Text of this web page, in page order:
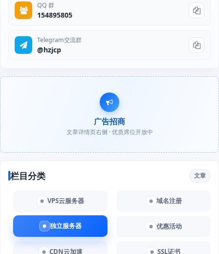
QQ 群
154895805
Telegram交流群
@hzjcp
广告招商
文章详情页右侧 · 优质席位开放中
栏目分类 文章
VPS云服务器 域名注册
独立服务器 优惠活动
CDN云加速 SSL证书